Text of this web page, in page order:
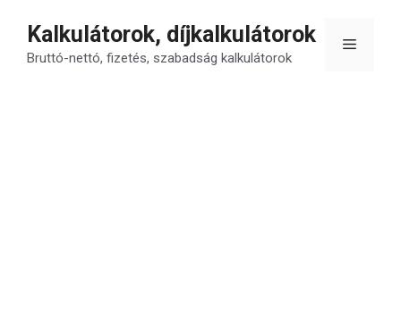
tartalomba
Kalkulátorok, díjkalkulátorok
Bruttó-nettó, fizetés, szabadság kalkulátorok
Menü